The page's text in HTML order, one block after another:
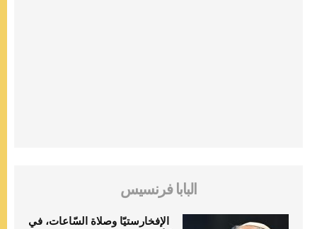
البابا فرنسيس
الإفخارستيّا وصلاة السّاعات، في